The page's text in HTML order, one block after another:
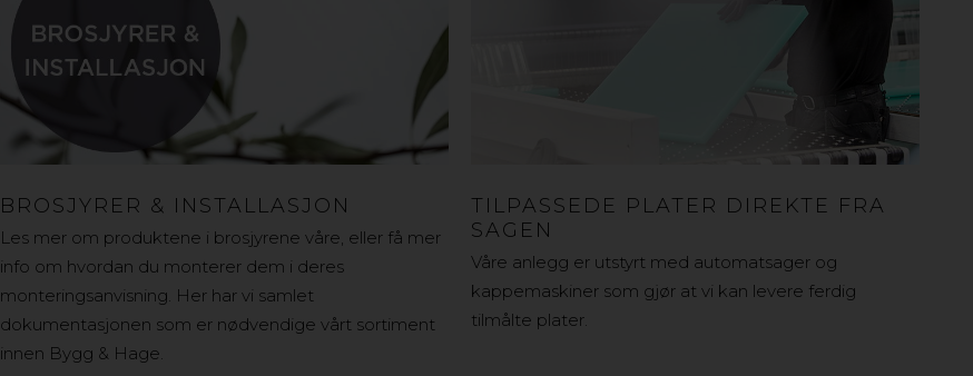
BROSJYRER & INSTALLASJON
Les mer om produktene i brosjyrene våre, eller få mer
info om hvordan du monterer dem i deres
monteringsanvisning. Her har vi samlet
dokumentasjonen som er nødvendige vårt sortiment
innen Bygg & Hage.
TILPASSEDE PLATER DIREKTE FRA
SAGEN
Våre anlegg er utstyrt med automatsager og
kappemaskiner som gjør at vi kan levere ferdig
tilmålte plater.